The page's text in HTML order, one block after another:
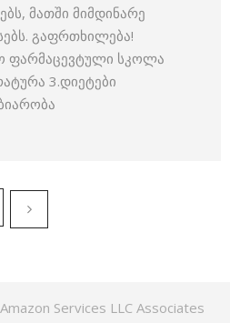
მათში მიმდინარე
გაფრთხილება!
ფარმაცევტული სკოლა
3.დიეტები
Services LLC Associates